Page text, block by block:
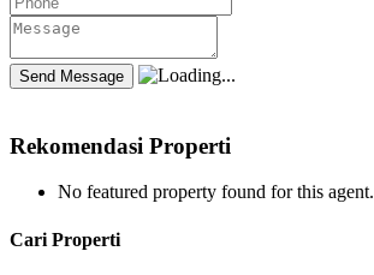
Rekomendasi Properti
No featured property found for this agent.
Cari Properti